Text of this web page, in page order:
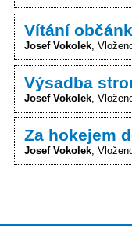
Vítání
Josef Vokolek
Výsadba
Josef Vokolek
Za hokejem
Josef Vokolek